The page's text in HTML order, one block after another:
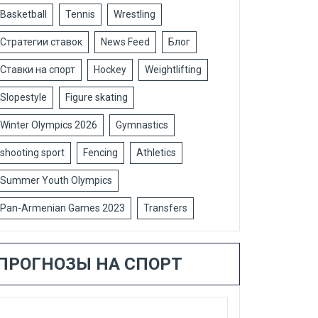
Basketball Tennis Wrestling
Стратегии ставок News Feed Блог
Ставки на спорт Hockey Weightlifting
Slopestyle Figure skating
Winter Olympics 2026 Gymnastics
shooting sport Fencing Athletics
Summer Youth Olympics
Pan-Armenian Games 2023 Transfers
НА СПОРТ